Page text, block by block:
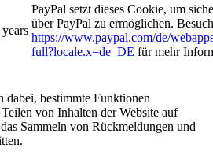
PayPal setzt dieses Cookie, um
über PayPal zu ermöglichen.
https://www.paypal.com/de/
full?locale.x=de_DE für mehr
dabei, bestimmte Funktionen
von Inhalten der Website auf
Sammeln von Rückmeldungen und